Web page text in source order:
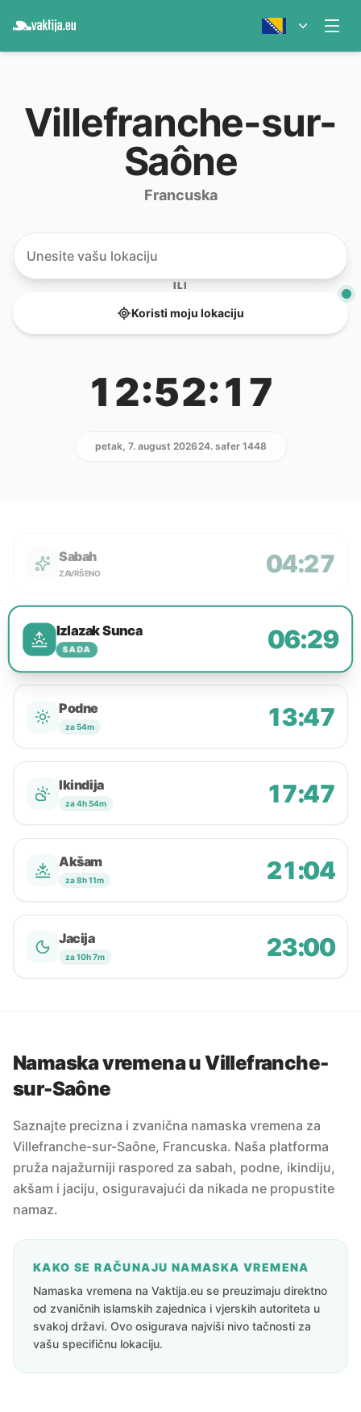
Villefranche-sur-
Saône
Francuska
ILI
Koristi moju lokaciju
12:52:17
petak, 7. august 202624. safer 1448
Sabah
ZAVRŠENO 04:27
Izlazak Sunca
SADA 06:29
Podne
za 54m 13:47
Ikindija
za 4h 54m 17:47
Akšam
za 8h 11m 21:04
Jacija
za 10h 7m 23:00
Namaska vremena u Villefranche-
sur-Saône
Saznajte precizna i zvanična namaska vremena za
Villefranche-sur-Saône, Francuska. Naša platforma
pruža najažurniji raspored za sabah, podne, ikindiju,
akšam i jaciju, osiguravajući da nikada ne propustite
namaz.
KAKO SE RAČUNAJU NAMASKA VREMENA
Namaska vremena na Vaktija.eu se preuzimaju direktno
od zvaničnih islamskih zajednica i vjerskih autoriteta u
svakoj državi. Ovo osigurava najviši nivo tačnosti za
vašu specifičnu lokaciju.